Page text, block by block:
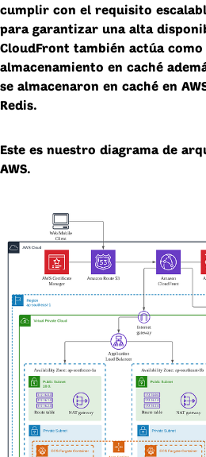
cumplir con el requisito
para garantizar una alta
CloudFront también actúa como
almacenamiento en caché
se almacenaron en caché en
Redis.
Este es nuestro diagrama de
AWS.